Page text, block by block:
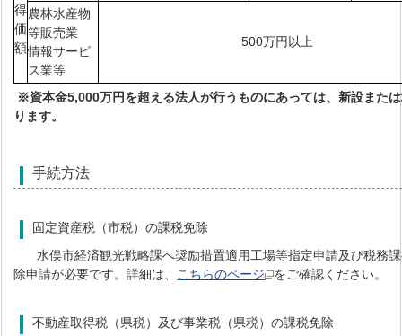
得
価
額
農林水産物
等販売業
情報サービ
ス業等
500万円以上
※資本金5,000万円を超える法人が行うものにあっては、新設また
ります。
手続方法
固定資産税（市税）の課税免除
水俣市経済観光戦略課へ奨励措置適用工場等指定申請及び税務
除申請が必要です。詳細は、 こちらのページ をご確認ください。
不動産取得税（県税）及び事業税（県税）の課税免除